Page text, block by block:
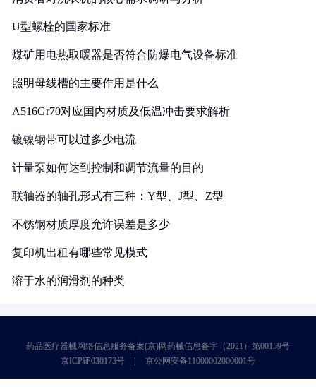
U型螺栓的国家标准
煤矿用电热取暖器是否符合防爆电气设备标准
照明母线槽的主要作用是什么
A516Gr70对应国内材质及低温冲击要求解析
镀镍钢带可以过多少电流
计量泵如何达到控制和调节流量的目的
联轴器的轴孔形式有三种：Y型、J型、Z型
不锈钢材质厚度允许误差是多少
复印机出租有哪些常见模式
溶于水的润滑剂的种类
药品医疗器械网络信息服务备案(京)网药械信息备字（2021）第00159号
京ICP证030173号
京公网安备11000002000001号